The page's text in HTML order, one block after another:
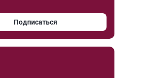
Подписаться